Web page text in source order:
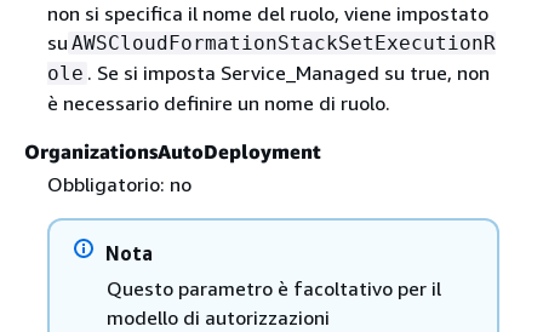
non si specifica il nome del ruolo, viene impostato
su AWSCloudFormationStackSetExecutionR
ole . Se si imposta Service_Managed su true, non
è necessario definire un nome di ruolo.
OrganizationsAutoDeployment
Obbligatorio: no
Nota
Questo parametro è facoltativo per il
modello di autorizzazioni